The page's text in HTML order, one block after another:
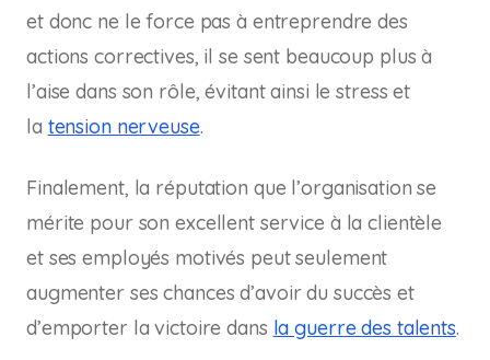
et donc ne le force pas à entreprendre des
actions correctives, il se sent beaucoup plus à
l’aise dans son rôle, évitant ainsi le stress et
la tension nerveuse.
Finalement, la réputation que l’organisation se
mérite pour son excellent service à la clientèle
et ses employés motivés peut seulement
augmenter ses chances d’avoir du succès et
d’emporter la victoire dans la guerre des talents.